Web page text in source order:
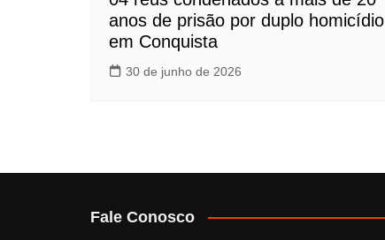
anos de prisão por duplo homicídio
em Conquista
30 de junho de 2026
Fale Conosco